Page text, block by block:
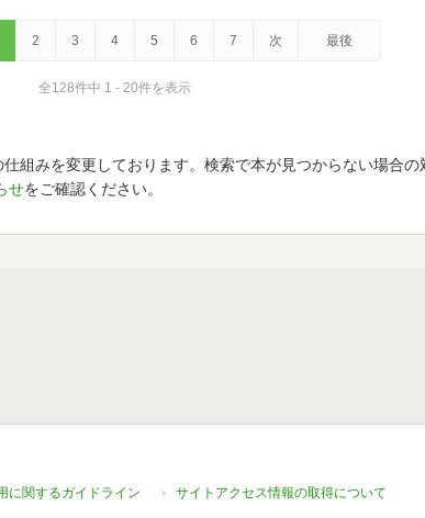
2 3 4 5 6 7 次 最後
全128件中 1 - 20件を表示
組みを変更しております。検索で本が見つからない場合の
せをご確認ください。
に関するガイドライン サイトアクセス情報の取得について